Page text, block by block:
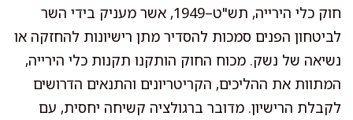
חוק כלי הירייה, תש"ט–1949, אשר מעניק בידי השר
לביטחון הפנים סמכות להסדיר מתן רישיונות להחזקה או
נשיאה של נשק. מכוח החוק הותקנו תקנות כלי הירייה,
המתוות את ההליכים, הקריטריונים והתנאים הדרושים
לקבלת הרישיון. מדובר ברגולציה קשיחה יחסית, עם